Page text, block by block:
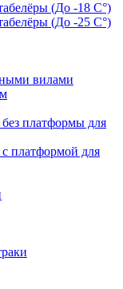
(До -18 C°)
(До -25 C°)
вилами
платформы для
платформой для